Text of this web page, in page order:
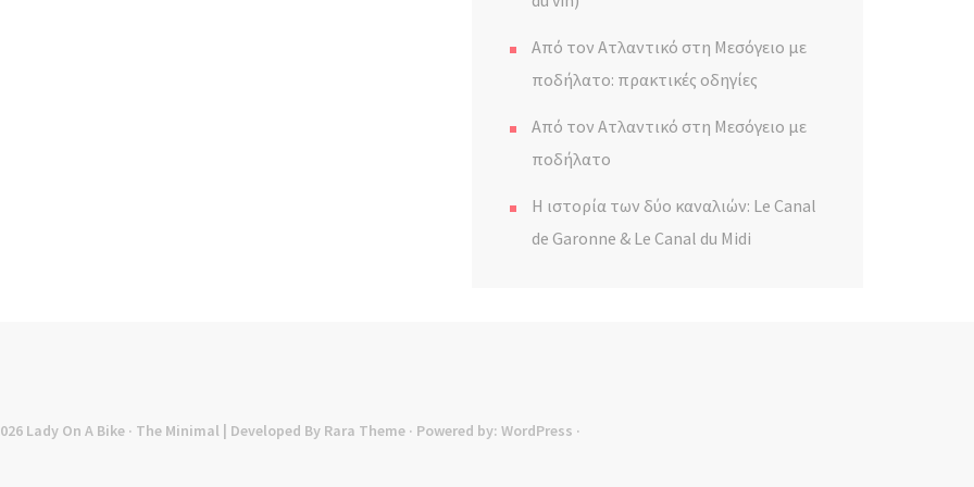
Από τον Ατλαντικό στη Μεσόγειο με
ποδήλατο: πρακτικές οδηγίες
Από τον Ατλαντικό στη Μεσόγειο με
ποδήλατο
Η ιστορία των δύο καναλιών: Le Canal
de Garonne & Le Canal du Midi
Lady On A Bike · The Minimal | Developed By Rara Theme · Powered by: WordPress ·